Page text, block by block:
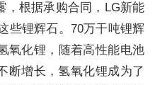
，根据承购合同，LG新能
些锂辉石。70万干吨锂辉
氧化锂，随着高性能电池
断增长，氢氧化锂成为了